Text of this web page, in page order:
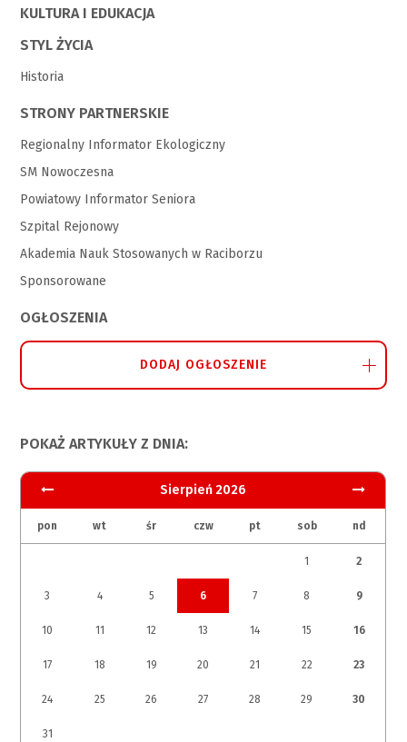
KULTURA I EDUKACJA
STYL ŻYCIA
Historia
STRONY PARTNERSKIE
Regionalny Informator Ekologiczny
SM Nowoczesna
Powiatowy Informator Seniora
Szpital Rejonowy
Akademia Nauk Stosowanych w Raciborzu
Sponsorowane
OGŁOSZENIA
DODAJ OGŁOSZENIE
POKAŻ ARTYKUŁY Z DNIA:
Sierpień 2026
pon wt śr czw pt sob nd
1 2
3 4 5 6 7 8 9
10 11 12 13 14 15 16
17 18 19 20 21 22 23
24 25 26 27 28 29 30
31